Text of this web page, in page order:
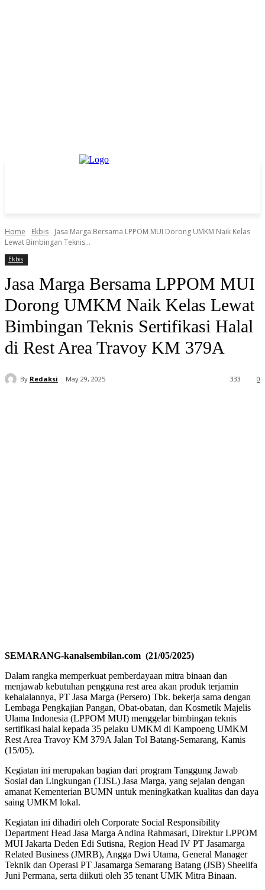
Home Ekbis
Jasa Marga Bersama LPPOM MUI Dorong UMKM Naik Kelas
Lewat Bimbingan Teknis...
Ekbis
Jasa Marga Bersama LPPOM MUI
Dorong UMKM Naik Kelas Lewat
Bimbingan Teknis Sertifikasi Halal
di Rest Area Travoy KM 379A
By Redaksi May 29, 2025 0
333
SEMARANG-kanalsembilan.com (21/05/2025)
Dalam rangka memperkuat pemberdayaan mitra binaan dan
menjawab kebutuhan pengguna rest area akan produk terjamin
kehalalannya, PT Jasa Marga (Persero) Tbk. bekerja sama dengan
Lembaga Pengkajian Pangan, Obat-obatan, dan Kosmetik Majelis
Ulama Indonesia (LPPOM MUI) menggelar bimbingan teknis
sertifikasi halal kepada 35 pelaku UMKM di Kampoeng UMKM
Rest Area Travoy KM 379A Jalan Tol Batang-Semarang, Kamis
(15/05).
Kegiatan ini merupakan bagian dari program Tanggung Jawab
Sosial dan Lingkungan (TJSL) Jasa Marga, yang sejalan dengan
amanat Kementerian BUMN untuk meningkatkan kualitas dan daya
saing UMKM lokal.
Kegiatan ini dihadiri oleh Corporate Social Responsibility
Department Head Jasa Marga Andina Rahmasari, Direktur LPPOM
MUI Jakarta Deden Edi Sutisna, Region Head IV PT Jasamarga
Related Business (JMRB), Angga Dwi Utama, General Manager
Teknik dan Operasi PT Jasamarga Semarang Batang (JSB) Sheelifa
Juni Permana, serta diikuti oleh 35 tenant UMK Mitra Binaan.